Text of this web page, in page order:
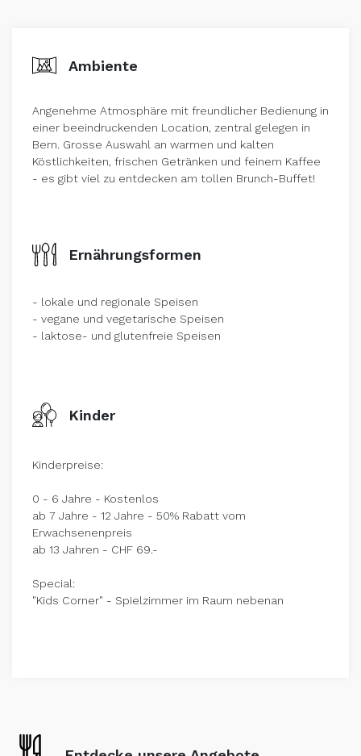
Ambiente
Angenehme Atmosphäre mit freundlicher Bedienung in
einer beeindruckenden Location, zentral gelegen in
Bern. Grosse Auswahl an warmen und kalten
Köstlichkeiten, frischen Getränken und feinem Kaffee
- es gibt viel zu entdecken am tollen Brunch-Buffet!
Ernährungsformen
- lokale und regionale Speisen
- vegane und vegetarische Speisen
- laktose- und glutenfreie Speisen
Kinder
Kinderpreise:
0 - 6 Jahre - Kostenlos
ab 7 Jahre - 12 Jahre - 50% Rabatt vom
Erwachsenenpreis
ab 13 Jahren - CHF 69.-
Special:
"Kids Corner" - Spielzimmer im Raum nebenan